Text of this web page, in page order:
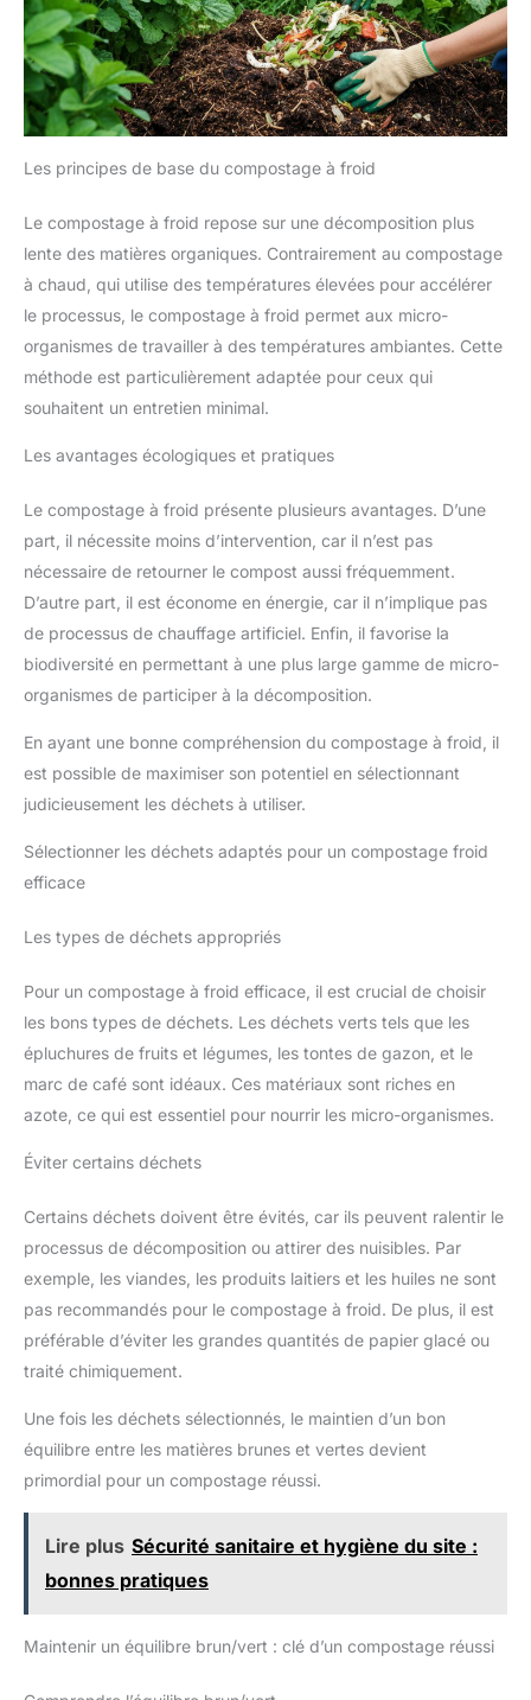
Les principes de base du compostage à froid
Le compostage à froid repose sur une décomposition plus
lente des matières organiques. Contrairement au compostage
à chaud, qui utilise des températures élevées pour accélérer
le processus, le compostage à froid permet aux micro-
organismes de travailler à des températures ambiantes. Cette
méthode est particulièrement adaptée pour ceux qui
souhaitent un entretien minimal.
Les avantages écologiques et pratiques
Le compostage à froid présente plusieurs avantages. D’une
part, il nécessite moins d’intervention, car il n’est pas
nécessaire de retourner le compost aussi fréquemment.
D’autre part, il est économe en énergie, car il n’implique pas
de processus de chauffage artificiel. Enfin, il favorise la
biodiversité en permettant à une plus large gamme de micro-
organismes de participer à la décomposition.
En ayant une bonne compréhension du compostage à froid, il
est possible de maximiser son potentiel en sélectionnant
judicieusement les déchets à utiliser.
Sélectionner les déchets adaptés pour un compostage froid
efficace
Les types de déchets appropriés
Pour un compostage à froid efficace, il est crucial de choisir
les bons types de déchets. Les déchets verts tels que les
épluchures de fruits et légumes, les tontes de gazon, et le
marc de café sont idéaux. Ces matériaux sont riches en
azote, ce qui est essentiel pour nourrir les micro-organismes.
Éviter certains déchets
Certains déchets doivent être évités, car ils peuvent ralentir le
processus de décomposition ou attirer des nuisibles. Par
exemple, les viandes, les produits laitiers et les huiles ne sont
pas recommandés pour le compostage à froid. De plus, il est
préférable d’éviter les grandes quantités de papier glacé ou
traité chimiquement.
Une fois les déchets sélectionnés, le maintien d’un bon
équilibre entre les matières brunes et vertes devient
primordial pour un compostage réussi.
Lire plus Sécurité sanitaire et hygiène du site :
bonnes pratiques
Maintenir un équilibre brun/vert : clé d’un compostage réussi